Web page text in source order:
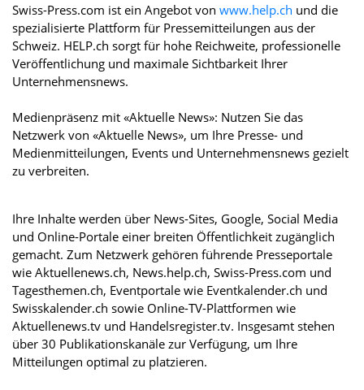
Swiss-Press.com ist ein Angebot von www.help.ch und die
spezialisierte Plattform für Pressemitteilungen aus der
Schweiz. HELP.ch sorgt für hohe Reichweite, professionelle
Veröffentlichung und maximale Sichtbarkeit Ihrer
Unternehmensnews.
Medienpräsenz mit «Aktuelle News»: Nutzen Sie das
Netzwerk von «Aktuelle News», um Ihre Presse- und
Medienmitteilungen, Events und Unternehmensnews gezielt
zu verbreiten.
Ihre Inhalte werden über News-Sites, Google, Social Media
und Online-Portale einer breiten Öffentlichkeit zugänglich
gemacht. Zum Netzwerk gehören führende Presseportale
wie Aktuellenews.ch, News.help.ch, Swiss-Press.com und
Tagesthemen.ch, Eventportale wie Eventkalender.ch und
Swisskalender.ch sowie Online-TV-Plattformen wie
Aktuellenews.tv und Handelsregister.tv. Insgesamt stehen
über 30 Publikationskanäle zur Verfügung, um Ihre
Mitteilungen optimal zu platzieren.